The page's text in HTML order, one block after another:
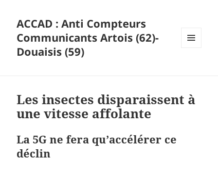
ACCAD : Anti Compteurs
Communicants Artois (62)-
Douaisis (59)
Les insectes disparaissent à
une vitesse affolante
La 5G ne fera qu’accélérer ce
déclin